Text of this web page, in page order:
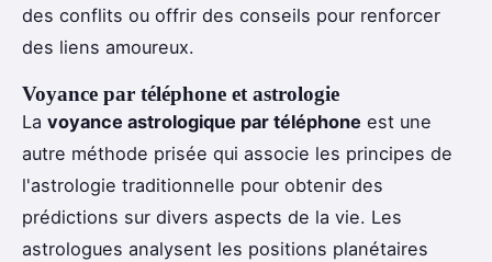
des conflits ou offrir des conseils pour renforcer
des liens amoureux.
Voyance par téléphone et astrologie
La voyance astrologique par téléphone est une
autre méthode prisée qui associe les principes de
l'astrologie traditionnelle pour obtenir des
prédictions sur divers aspects de la vie. Les
astrologues analysent les positions planétaires